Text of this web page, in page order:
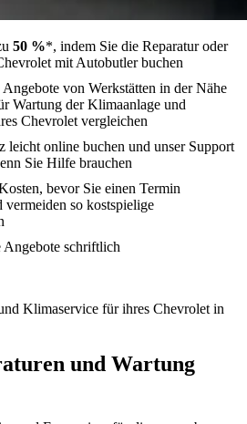
50 %*, indem Sie die Reparatur oder
mit Autobutler buchen
von Werkstätten in der Nähe
Wartung der Klimaanlage und
Chevrolet vergleichen
leicht online buchen und unser Support
Sie Hilfe brauchen
bevor Sie einen Termin
vermeiden so kostspielige
Angebote schriftlich
Klimaservice für ihres Chevrolet in
und Wartung